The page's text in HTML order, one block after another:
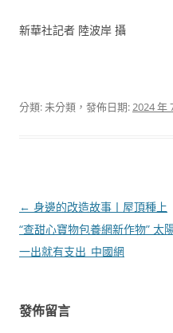
新華社記者 陸波岸 攝
分類: 未分類，發佈日期:2024 年
文
章
導
← 身邊的改造故事丨屋頂種上
“查甜心寶物包養網新作物” 太
一出就有支出_中國網
發佈留言